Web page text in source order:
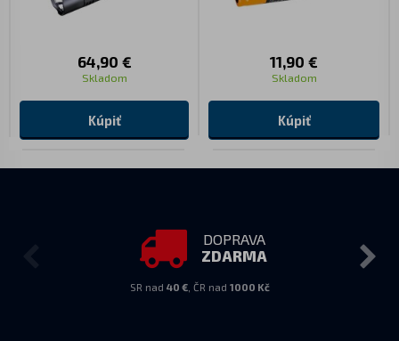
64,90 €
Skladom
Kúpiť
11,90 €
Skladom
Kúpiť
DOPRAVA
ZDARMA
SR nad 40 €, ČR nad 1000 Kč